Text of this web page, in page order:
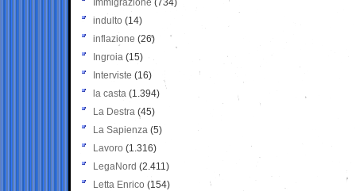
Immigrazione (734)
indulto (14)
inflazione (26)
Ingroia (15)
Interviste (16)
la casta (1.394)
La Destra (45)
La Sapienza (5)
Lavoro (1.316)
LegaNord (2.411)
Letta Enrico (154)